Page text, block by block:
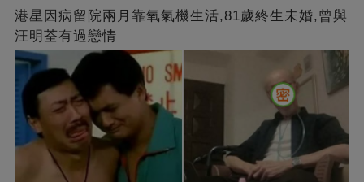
港星因病留院兩月靠氧氣機生活,81歲終生未婚,曾與
汪明荃有過戀情